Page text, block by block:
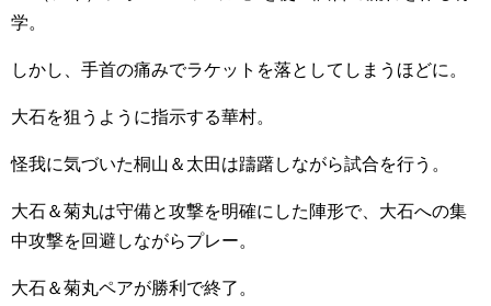
学。
しかし、手首の痛みでラケットを落としてしまうほどに。
大石を狙うように指示する華村。
怪我に気づいた桐山＆太田は躊躇しながら試合を行う。
大石＆菊丸は守備と攻撃を明確にした陣形で、大石への集
中攻撃を回避しながらプレー。
大石＆菊丸ペアが勝利で終了。